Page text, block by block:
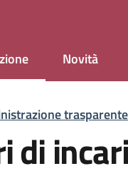
Novità
trasparente
di